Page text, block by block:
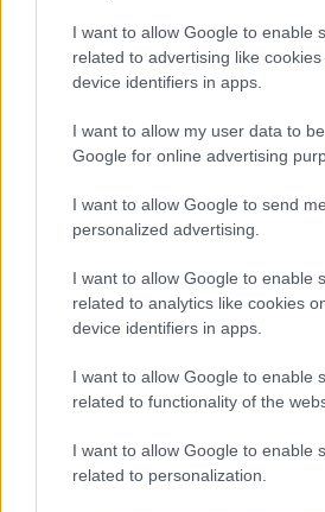
I want to allow Google to enable
related to advertising like
device identifiers in apps.
I want to allow my user data to
Google for online advertising
I want to allow Google to send me
personalized advertising.
I want to allow Google to enable
related to analytics like cookies
device identifiers in apps.
I want to allow Google to enable
related to functionality of the
I want to allow Google to enable
related to personalization.
Ami tetszett
Hangulatos
Sok felfedezésre
Ami nem
Végtelenül
Érdektelen